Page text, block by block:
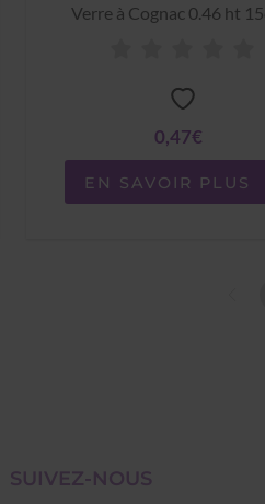
Verre à Cognac 0.46 ht
0,47€
EN SAVOIR PLUS
SUIVEZ-NOUS